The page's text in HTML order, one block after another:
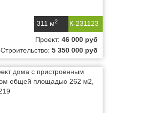
К-231123
311 м2
Проект: 46 000 руб
Строительство: 5 350 000 руб